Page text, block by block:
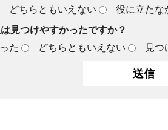
どちらともいえない
役に立たな
見つけやすかったですか？
た どちらともいえない 見つ